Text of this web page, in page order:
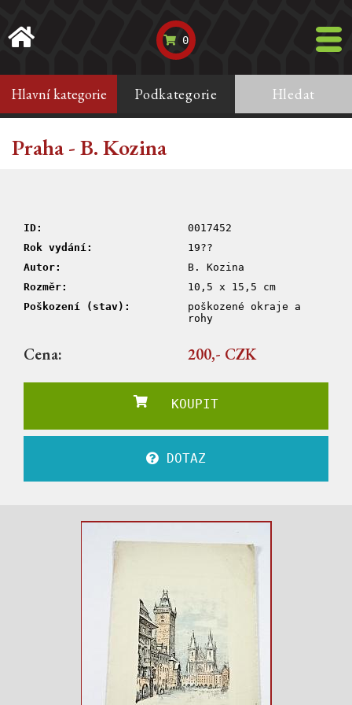
0
Hlavní kategorie Podkategorie Hledat
Praha - B. Kozina
ID:
0017452
Rok vydání:
19??
Autor:
B. Kozina
Rozměr:
10,5 x 15,5 cm
Poškození (stav):
poškozené okraje a
rohy
Cena: 200,- CZK
KOUPIT
DOTAZ